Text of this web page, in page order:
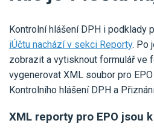
Kontrolní hlášení DPH i podklady
iÚčtu nachází v sekci Reporty. Po
zobrazit a vytisknout formulář ve
vygenerovat XML soubor pro
Kontrolního hlášení DPH a
XML reporty pro EPO jsou